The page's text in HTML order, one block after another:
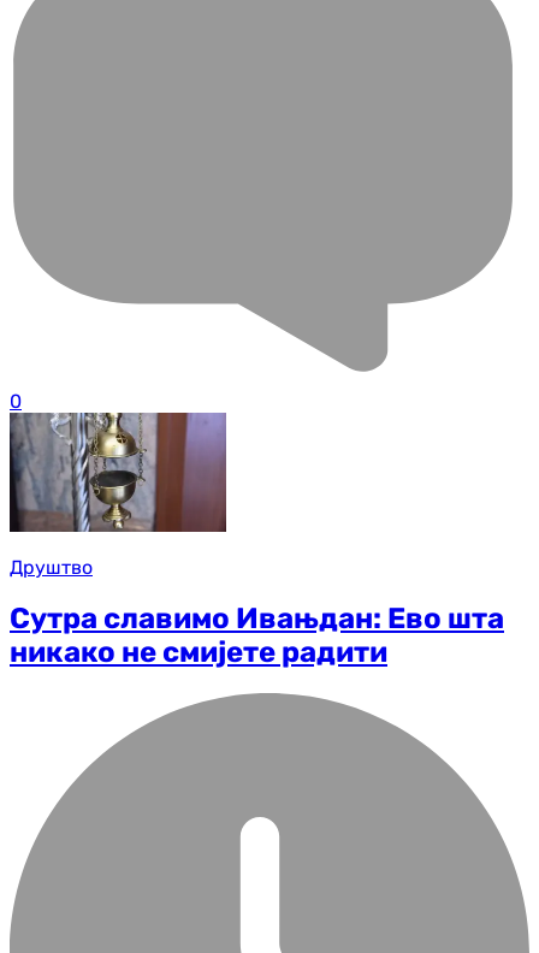
0
Друштво
Сутра славимо Ивањдан: Ево шта
никако не смијете радити